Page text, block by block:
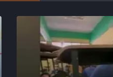
İran'dan "Mekke Anlaşması"
VIDEOYU İZLE